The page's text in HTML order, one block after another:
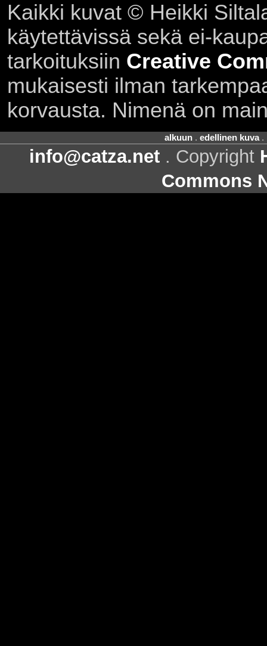
Kaikki kuvat © Heikki
käytettävissä sekä ei-
tarkoituksiin Creative
mukaisesti ilman
korvausta. Nimenä on
alkuun. edellinen kuva.
info@catza.net . Copyright
Commons